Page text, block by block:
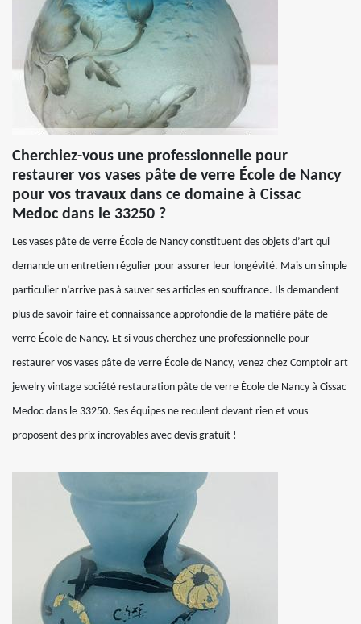
Cherchiez-vous une professionnelle pour
restaurer vos vases pâte de verre École de Nancy
pour vos travaux dans ce domaine à Cissac
Medoc dans le 33250 ?
Les vases pâte de verre École de Nancy constituent des objets d’art qui
demande un entretien régulier pour assurer leur longévité. Mais un simple
particulier n’arrive pas à sauver ses articles en souffrance. Ils demandent
plus de savoir-faire et connaissance approfondie de la matière pâte de
verre École de Nancy. Et si vous cherchez une professionnelle pour
restaurer vos vases pâte de verre École de Nancy, venez chez Comptoir art
jewelry vintage société restauration pâte de verre École de Nancy à Cissac
Medoc dans le 33250. Ses équipes ne reculent devant rien et vous
proposent des prix incroyables avec devis gratuit !